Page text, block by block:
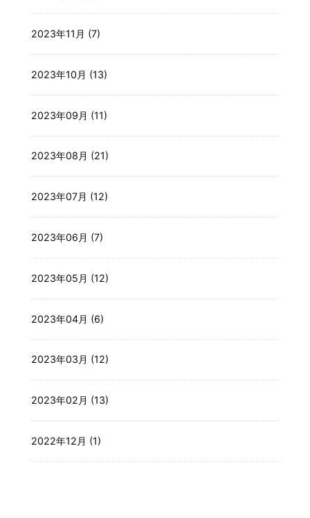
2023年11月 (7)
2023年10月 (13)
2023年09月 (11)
2023年08月 (21)
2023年07月 (12)
2023年06月 (7)
2023年05月 (12)
2023年04月 (6)
2023年03月 (12)
2023年02月 (13)
2022年12月 (1)